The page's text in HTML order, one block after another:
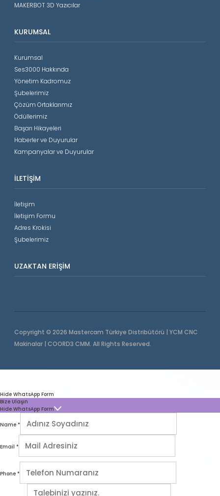
MAKERBOT 3D Yazıcılar
KURUMSAL
Kurumsal
Ses3000 Hakkında
Yönetim Kadromuz
Şubelerimiz
Çözüm Ortaklarımız
Ödüllerimiz
Başarı Hikayeleri
Haberler ve Duyurular
Kampanyalar ve Duyurular
İLETIŞIM
İletişim
İletişim Formu
Adres Krokisi
Şubelerimiz
UZAKTAN ERIŞIM
Copyright © 2026 Mastercam Türkiye Distribütörü | YCM CNC
Makinalar | COORD3 CMM. All Rights Reserved.
Hide WhatsApp Form
Bize Ulaşın
Hide WhatsApp Form
Name *
Email *
Phone *